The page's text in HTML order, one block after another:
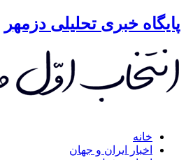
خبری تحلیلی دزمهر
خانه
اخبار ایران و جهان